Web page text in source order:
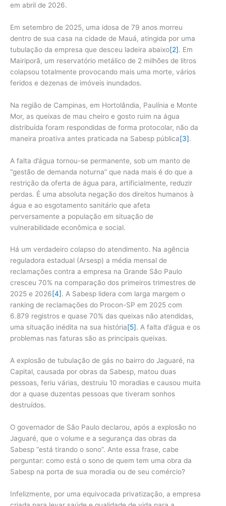
em abril de 2026.
Em setembro de 2025, uma idosa de 79 anos morreu
dentro de sua casa na cidade de Mauá, atingida por uma
tubulação da empresa que desceu ladeira abaixo[2]. Em
Mairiporã, um reservatório metálico de 2 milhões de litros
colapsou totalmente provocando mais uma morte, vários
feridos e dezenas de imóveis inundados.
Na região de Campinas, em Hortolândia, Paulínia e Monte
Mor, as queixas de mau cheiro e gosto ruim na água
distribuída foram respondidas de forma protocolar, não da
maneira proativa antes praticada na Sabesp pública[3].
A falta d’água tornou-se permanente, sob um manto de
“gestão de demanda noturna” que nada mais é do que a
restrição da oferta de água para, artificialmente, reduzir
perdas. É uma absoluta negação dos direitos humanos à
água e ao esgotamento sanitário que afeta
perversamente a população em situação de
vulnerabilidade econômica e social.
Há um verdadeiro colapso do atendimento. Na agência
reguladora estadual (Arsesp) a média mensal de
reclamações contra a empresa na Grande São Paulo
cresceu 70% na comparação dos primeiros trimestres de
2025 e 2026[4]. A Sabesp lidera com larga margem o
ranking de reclamações do Procon-SP em 2025 com
6.879 registros e quase 70% das queixas não atendidas,
uma situação inédita na sua história[5]. A falta d’água e os
problemas nas faturas são as principais queixas.
A explosão de tubulação de gás no bairro do Jaguaré, na
Capital, causada por obras da Sabesp, matou duas
pessoas, feriu várias, destruiu 10 moradias e causou muita
dor a quase duzentas pessoas que tiveram sonhos
destruídos.
O governador de São Paulo declarou, após a explosão no
Jaguaré, que o volume e a segurança das obras da
Sabesp “está tirando o sono”. Ante essa frase, cabe
perguntar: como está o sono de quem tem uma obra da
Sabesp na porta de sua moradia ou de seu comércio?
Infelizmente, por uma equivocada privatização, a empresa